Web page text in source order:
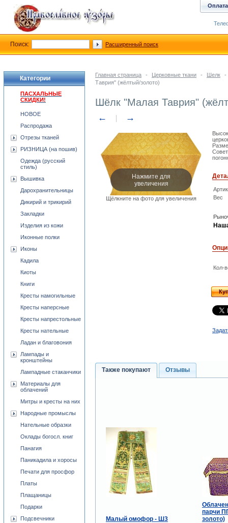
Главная страница - Церковные ткани - Шелк
-
Таврия" (жёлтый/золото)
Шёлк "Малая Таврия"
← →
Нажмите для
увеличения
Щёлкните на фото для увеличения
Вес
Кол-
Также покупают Отзывы
Малый омофор - Ш3
парчи
золото)
Категории
ПАСХАЛЬНЫЕ
СКИДКИ!
НОВОЕ
Распродажа
Отрезы тканей
РИЗНИЦА (на пошив)
Одежда (русский
стиль)
Вышивка
Дарохранительницы
Дикирий и трикирий
Закладки
Изделия из кожи
Иконные полки
Иконы
Кадила
Киоты
Книги
Кресты намогильные
Кресты наперсные
Кресты напрестольные
Кресты нательные
Ладан и благовония
Лампады и
кронштейны
Лампадные стаканчики
Материалы для
облачений
Митры и кресты на них
Народные промыслы
Нательные образки
Оклады богосл. книг
Панагия
Паникадила и хоросы
Печати для просфор
Платы
Плащаницы
Подарки
Подсвечники
Оплата
Поиск: Расширенный поиск